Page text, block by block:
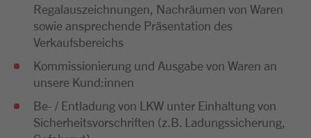
Regalauszeichnungen, Nachräumen von Waren
sowie ansprechende Präsentation des
Verkaufsbereichs
Kommissionierung und Ausgabe von Waren an
unsere Kund:innen
Be- / Entladung von LKW unter Einhaltung von
Sicherheitsvorschriften (z.B. Ladungssicherung,